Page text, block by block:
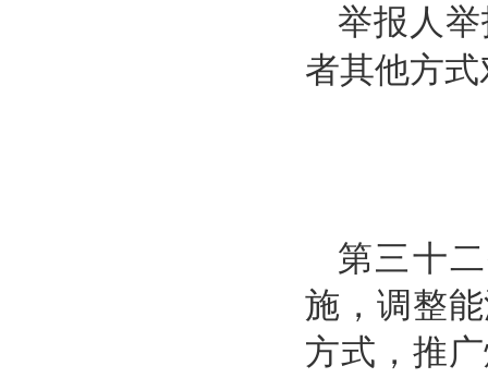
举报人
者其他方
第三十
施，调整
方式，推